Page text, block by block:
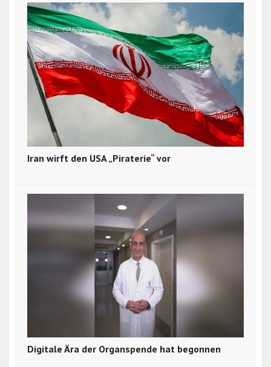
Iran wirft den USA „Piraterie“ vor
Digitale Ära der Organspende hat begonnen